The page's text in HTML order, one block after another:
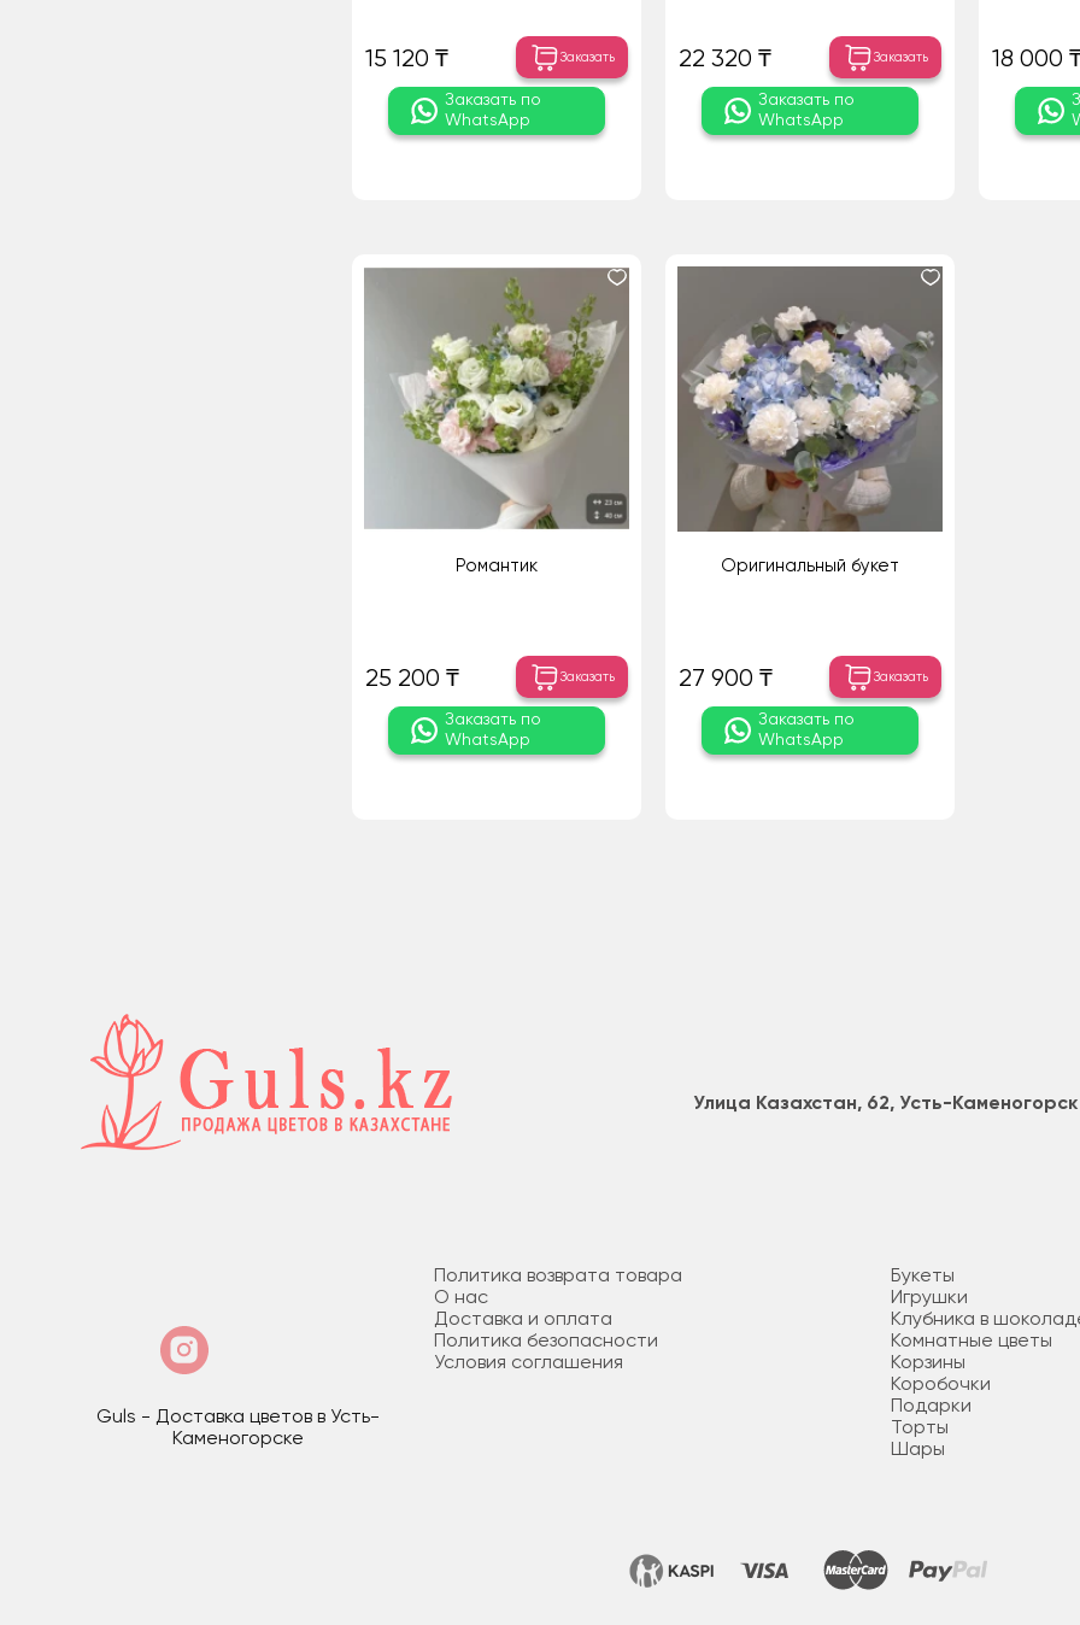
15 120 ₸ Заказать
Заказать по
WhatsApp
22 320 ₸ Заказать
Заказать по
WhatsApp
18 000
Романтик
25 200 ₸ Заказать
Заказать по
WhatsApp
Оригинальный букет
27 900 ₸ Заказать
Заказать по
WhatsApp
Улица Казахстан, 62, Усть-Каменогорск
Guls - Доставка цветов в Усть-
Каменогорске
Политика возврата товара
О нас
Доставка и оплата
Политика безопасности
Условия соглашения
Букеты
Игрушки
Клубника в
Комнатные цветы
Корзины
Коробочки
Подарки
Торты
Шары